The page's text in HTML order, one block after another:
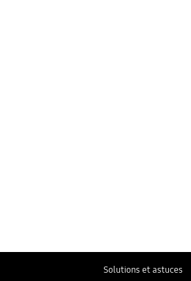
Solutions et astuces